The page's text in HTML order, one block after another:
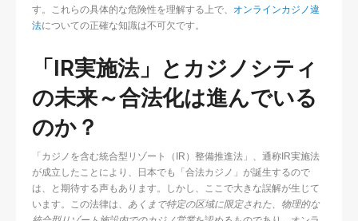
す。これらの具体的な危険性を理解する上で、 オンラインカジノ違
法についての正確な知識は不可欠です。
「IR実施法」とカジノシティ
の未来～合法化は進んでいる
のか？
「カジノを含む統合型リゾート（IR）整備推進法」、通称IR実施法
が成立したことにより、日本でも「合法カジノ」が誕生するので
は、と期待する声もあります。しかし、ここで大きな誤解が生じて
います。この法律は、 あくまで特定の区域に限定された、物理的な